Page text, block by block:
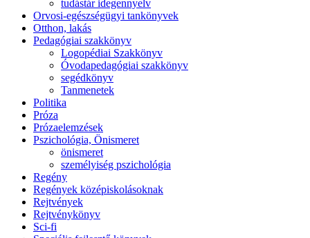
tudástár idegennyelv
Orvosi-egészségügyi tankönyvek
Otthon, lakás
Pedagógiai szakkönyv
Logopédiai Szakkönyv
Óvodapedagógiai szakkönyv
segédkönyv
Tanmenetek
Politika
Próza
Prózaelemzések
Pszichológia, Önismeret
önismeret
személyiség pszichológia
Regény
Regények középiskolásoknak
Rejtvények
Rejtvénykönyv
Sci-fi